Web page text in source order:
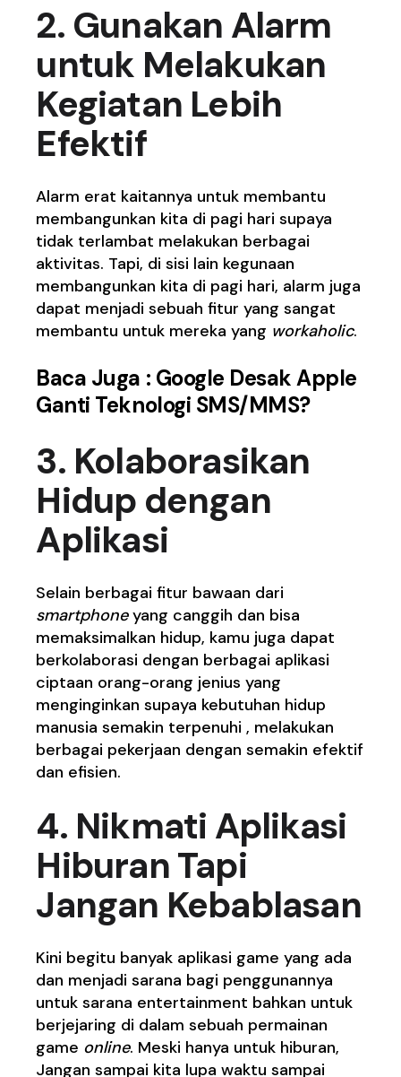
2. Gunakan Alarm
untuk Melakukan
Kegiatan Lebih
Efektif
Alarm erat kaitannya untuk membantu
membangunkan kita di pagi hari supaya
tidak terlambat melakukan berbagai
aktivitas. Tapi, di sisi lain kegunaan
membangunkan kita di pagi hari, alarm juga
dapat menjadi sebuah fitur yang sangat
membantu untuk mereka yang workaholic.
Baca Juga : Google Desak Apple
Ganti Teknologi SMS/MMS?
3. Kolaborasikan
Hidup dengan
Aplikasi
Selain berbagai fitur bawaan dari
smartphoneyang canggih dan bisa
memaksimalkan hidup, kamu juga dapat
berkolaborasi dengan berbagai aplikasi
ciptaan orang-orang jenius yang
menginginkan supaya kebutuhan hidup
manusia semakin terpenuhi , melakukan
berbagai pekerjaan dengan semakin efektif
dan efisien.
4. Nikmati Aplikasi
Hiburan Tapi
Jangan Kebablasan
Kini begitu banyak aplikasi game yang ada
dan menjadi sarana bagi penggunannya
untuk sarana entertainment bahkan untuk
berjejaring di dalam sebuah permainan
game online. Meski hanya untuk hiburan,
Jangan sampai kita lupa waktu sampai